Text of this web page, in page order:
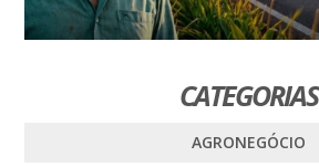
CATEGORIAS
AGRONEGÓCIO